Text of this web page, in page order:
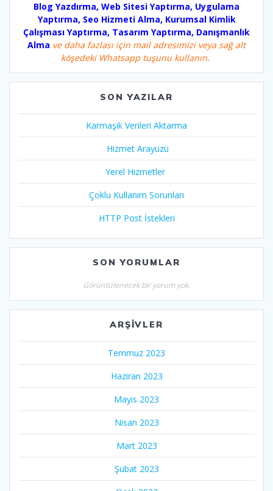
Blog Yazdırma, Web Sitesi Yaptırma, Uygulama
Yaptırma, Seo Hizmeti Alma, Kurumsal Kimlik
Çalışması Yaptırma, Tasarım Yaptırma, Danışmanlık
Alma ve daha fazlası için mail adresimizi veya sağ alt
köşedeki Whatsapp tuşunu kullanın.
SON YAZILAR
Karmaşık Verileri Aktarma
Hizmet Arayüzü
Yerel Hizmetler
Çoklu Kullanım Sorunları
HTTP Post İstekleri
SON YORUMLAR
Görüntülenecek bir yorum yok.
ARŞIVLER
Temmuz 2023
Haziran 2023
Mayıs 2023
Nisan 2023
Mart 2023
Şubat 2023